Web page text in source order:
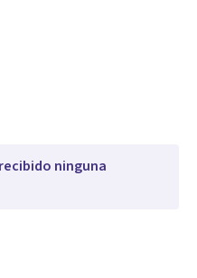
ninguna